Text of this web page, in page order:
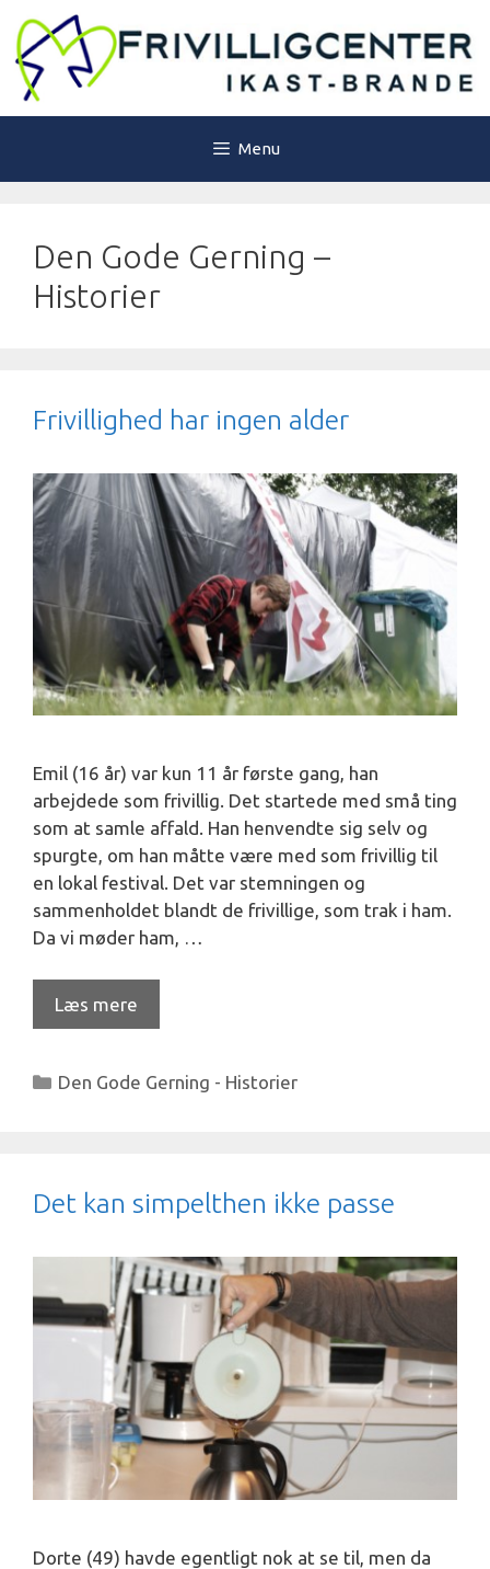
indhold
Menu
Den Gode Gerning –
Historier
Frivillighed har ingen alder
Emil (16 år) var kun 11 år første gang, han
arbejdede som frivillig. Det startede med små ting
som at samle affald. Han henvendte sig selv og
spurgte, om han måtte være med som frivillig til
en lokal festival. Det var stemningen og
sammenholdet blandt de frivillige, som trak i ham.
Da vi møder ham, …
Læs mere
Kategorier
Den Gode Gerning - Historier
Det kan simpelthen ikke passe
Dorte (49) havde egentligt nok at se til, men da